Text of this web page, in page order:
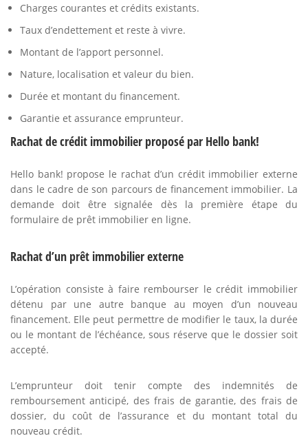
Charges courantes et crédits existants.
Taux d’endettement et reste à vivre.
Montant de l’apport personnel.
Nature, localisation et valeur du bien.
Durée et montant du financement.
Garantie et assurance emprunteur.
Rachat de crédit immobilier proposé par Hello bank!
Hello bank! propose le rachat d’un crédit immobilier externe
dans le cadre de son parcours de financement immobilier. La
demande doit être signalée dès la première étape du
formulaire de prêt immobilier en ligne.
Rachat d’un prêt immobilier externe
L’opération consiste à faire rembourser le crédit immobilier
détenu par une autre banque au moyen d’un nouveau
financement. Elle peut permettre de modifier le taux, la durée
ou le montant de l’échéance, sous réserve que le dossier soit
accepté.
L’emprunteur doit tenir compte des indemnités de
remboursement anticipé, des frais de garantie, des frais de
dossier, du coût de l’assurance et du montant total du
nouveau crédit.